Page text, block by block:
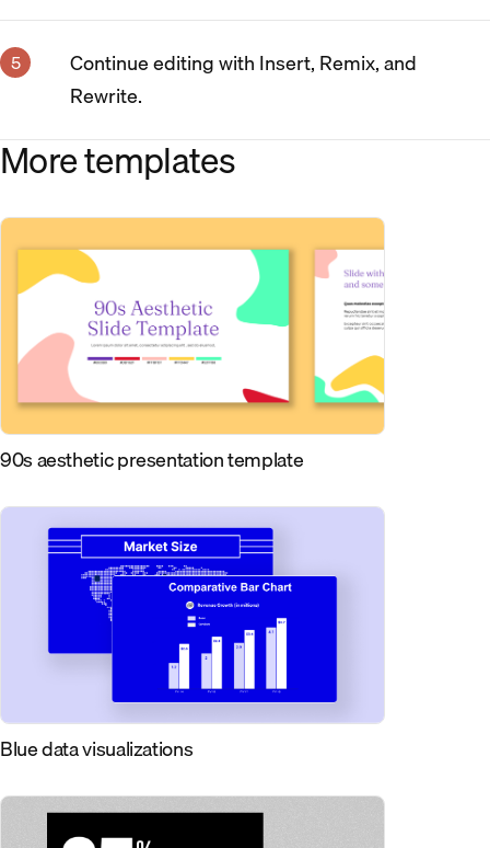
Continue editing with Insert, Remix, and
Rewrite.
More templates
90s aesthetic presentation template
Blue data visualizations